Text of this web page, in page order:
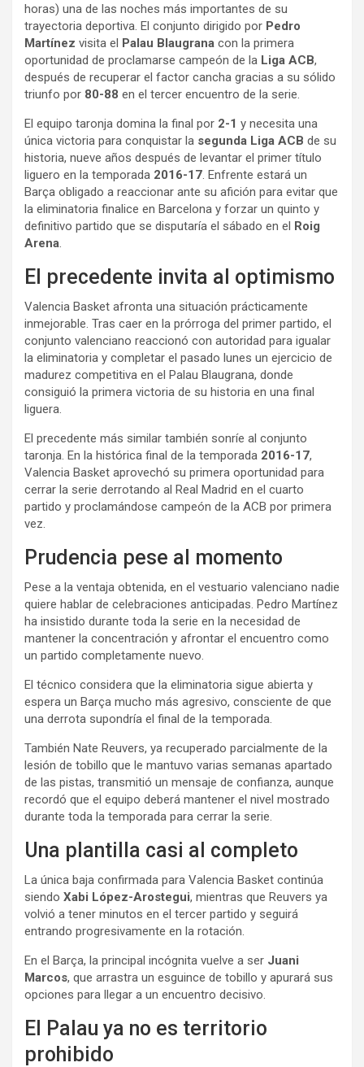
horas) una de las noches más importantes de su
trayectoria deportiva. El conjunto dirigido por Pedro
Martínez visita el Palau Blaugrana con la primera
oportunidad de proclamarse campeón de la Liga ACB,
después de recuperar el factor cancha gracias a su sólido
triunfo por 80-88 en el tercer encuentro de la serie.
El equipo taronja domina la final por 2-1 y necesita una
única victoria para conquistar la segunda Liga ACB de su
historia, nueve años después de levantar el primer título
liguero en la temporada 2016-17. Enfrente estará un
Barça obligado a reaccionar ante su afición para evitar que
la eliminatoria finalice en Barcelona y forzar un quinto y
definitivo partido que se disputaría el sábado en el Roig
Arena.
El precedente invita al optimismo
Valencia Basket afronta una situación prácticamente
inmejorable. Tras caer en la prórroga del primer partido, el
conjunto valenciano reaccionó con autoridad para igualar
la eliminatoria y completar el pasado lunes un ejercicio de
madurez competitiva en el Palau Blaugrana, donde
consiguió la primera victoria de su historia en una final
liguera.
El precedente más similar también sonríe al conjunto
taronja. En la histórica final de la temporada 2016-17,
Valencia Basket aprovechó su primera oportunidad para
cerrar la serie derrotando al Real Madrid en el cuarto
partido y proclamándose campeón de la ACB por primera
vez.
Prudencia pese al momento
Pese a la ventaja obtenida, en el vestuario valenciano nadie
quiere hablar de celebraciones anticipadas. Pedro Martínez
ha insistido durante toda la serie en la necesidad de
mantener la concentración y afrontar el encuentro como
un partido completamente nuevo.
El técnico considera que la eliminatoria sigue abierta y
espera un Barça mucho más agresivo, consciente de que
una derrota supondría el final de la temporada.
También Nate Reuvers, ya recuperado parcialmente de la
lesión de tobillo que le mantuvo varias semanas apartado
de las pistas, transmitió un mensaje de confianza, aunque
recordó que el equipo deberá mantener el nivel mostrado
durante toda la temporada para cerrar la serie.
Una plantilla casi al completo
La única baja confirmada para Valencia Basket continúa
siendo Xabi López-Arostegui, mientras que Reuvers ya
volvió a tener minutos en el tercer partido y seguirá
entrando progresivamente en la rotación.
En el Barça, la principal incógnita vuelve a ser Juani
Marcos, que arrastra un esguince de tobillo y apurará sus
opciones para llegar a un encuentro decisivo.
El Palau ya no es territorio
prohibido